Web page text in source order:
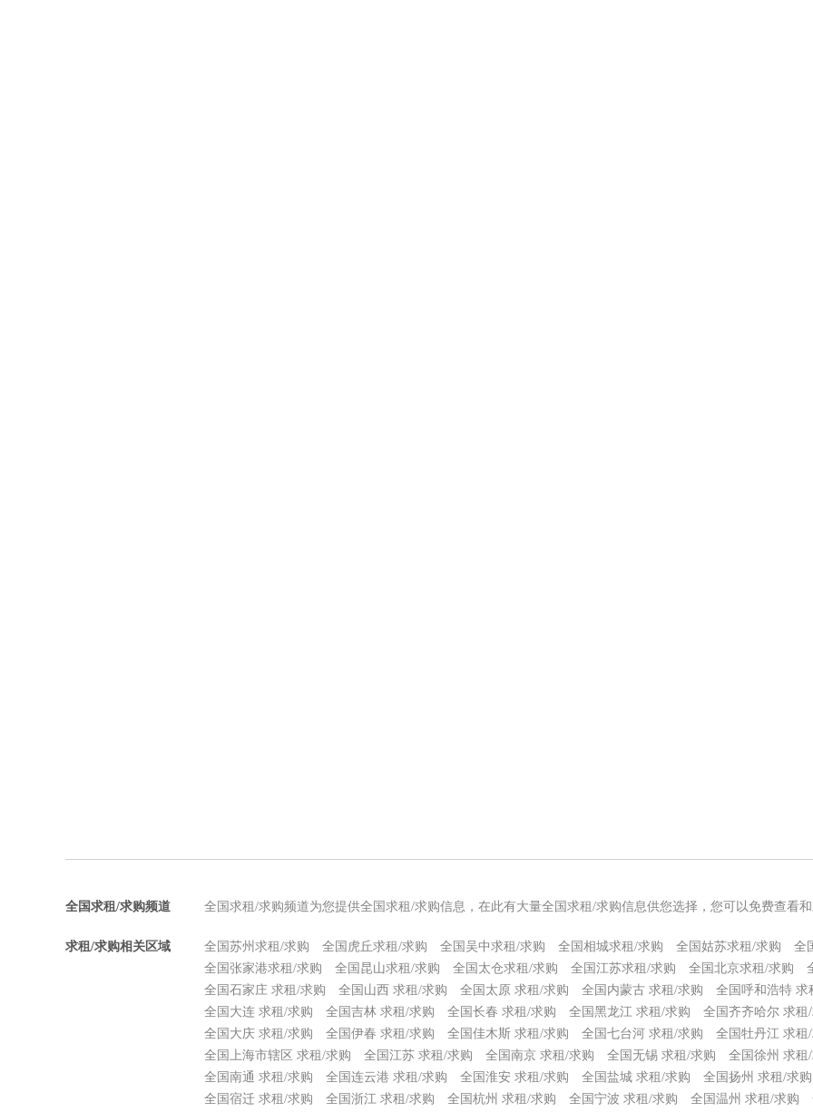
全国求租/求购频道 全国求租/求购频道为您提供全国求租/求购信息，在此有大量全国求租/求购信息供您选择，您可以免费查看
求租/求购相关区域 全国苏州求租/求购 全国虎丘求租/求购 全国吴中求租/求购 全国相城求租/求购 全国姑苏求租/求购
全
全国张家港求租/求购
全国昆山求租/求购 全国太仓求租/求购 全国江苏求租/求购 全国北京求租/求购
全国石家庄 求租/求购
全国山西 求租/求购 全国太原 求租/求购 全国内蒙古 求租/求购
全国呼和浩特 求
全国大连 求租/求购
全国吉林 求租/求购 全国长春 求租/求购 全国黑龙江 求租/求购
全国齐齐哈尔 求租
全国大庆 求租/求购
全国伊春 求租/求购 全国佳木斯 求租/求购 全国七台河 求租/求购
全国牡丹江 求租
全国上海市辖区 求租/求购
全国江苏 求租/求购 全国南京 求租/求购 全国无锡 求租/求购
全国徐州 求租
全国南通 求租/求购
全国连云港 求租/求购 全国淮安 求租/求购 全国盐城 求租/求购
全国扬州 求租/求购
全国宿迁 求租/求购
全国浙江 求租/求购 全国杭州 求租/求购 全国宁波 求租/求购 全国温州 求租/求购